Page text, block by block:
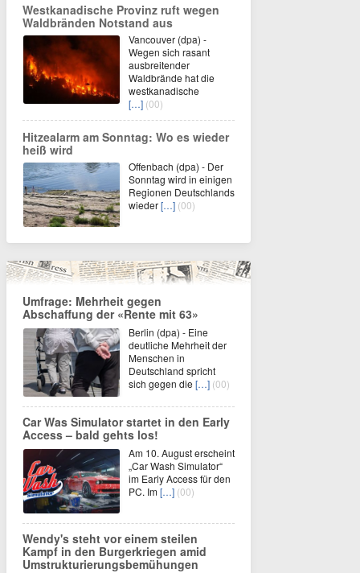
Westkanadische Provinz ruft wegen
Waldbränden Notstand aus
Vancouver (dpa) -
Wegen sich rasant
ausbreitender
Waldbrände hat die
westkanadische
[…] (00)
Hitzealarm am Sonntag: Wo es wieder
heiß wird
Offenbach (dpa) - Der
Sonntag wird in einigen
Regionen Deutschlands
wieder[…] (00)
Umfrage: Mehrheit gegen
Abschaffung der «Rente mit 63»
Berlin (dpa) - Eine
deutliche Mehrheit der
Menschen in
Deutschland spricht
sich gegen die […] (00)
Car Was Simulator startet in den Early
Access – bald gehts los!
Am 10. August erscheint
„Car Wash Simulator“
im Early Access für den
PC. Im[…] (00)
Wendy's steht vor einem steilen
Kampf in den Burgerkriegen amid
Umstrukturierungsbemühungen